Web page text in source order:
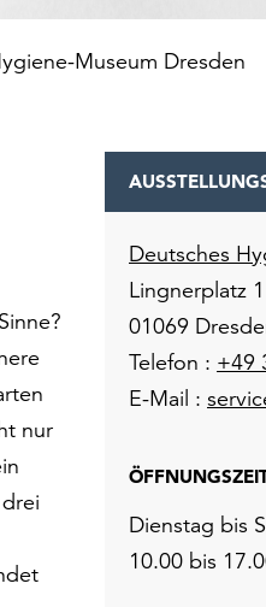
Museum Dresden
nur
Deutsches
Lingnerplatz 1
01069
Telefon : +49
E-Mail :
Dienstag bis
10.00 bis